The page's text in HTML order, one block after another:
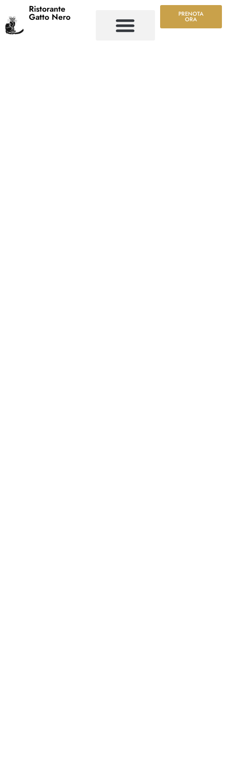
Ristorante
Gatto Nero PRENOTA
ORA